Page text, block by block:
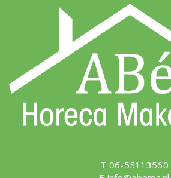
T 06-55113560